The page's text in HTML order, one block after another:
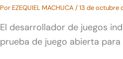
Por EZEQUIEL MACHUCA /13 de octubre
El desarrollador de juegos
prueba de juego abierta